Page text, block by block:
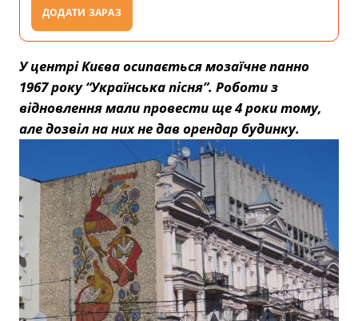
ДОДАТИ ЗАРАЗ
У центрі Києва осипається мозаїчне панно
1967 року “Українська пісня”. Роботи з
відновлення мали провести ще 4 роки тому,
але дозвіл на них не дав орендар будинку.